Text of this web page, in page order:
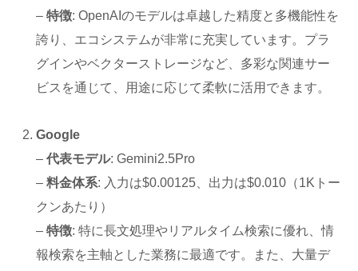
–特徴: OpenAIのモデルは卓越した精度と多機能性を
誇り、エコシステムが非常に充実しています。プラ
グインやベクターストレージなど、多彩な関連サー
ビスを通じて、用途に応じて柔軟に活用できます。
Google
–代表モデル: Gemini2.5Pro
–料金体系: 入力は$0.00125、出力は$0.010（1Kトー
クンあたり）
–特徴: 特に長文処理やリアルタイム検索に優れ、情
報検索を主軸とした業務に最適です。また、大量デ